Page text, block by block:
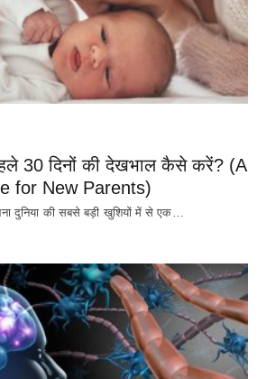
30 दिनों की देखभाल कैसे करें? (A
for New Parents)
दुनिया की सबसे बड़ी खुशियों में से एक…